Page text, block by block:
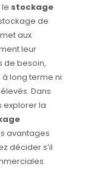
le stockage
de
aux
leur
de besoin,
long terme ni
Dans
explorer la
avantages
décider s’il